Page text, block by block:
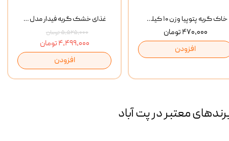
غذای خشک گربه فیدار مدل Adult وزن 10 کیلوگرم
۵,۵۲۵,۰۰۰ تومان
۴,۴۹۹,۰۰۰ تومان
افزودن
خاک گربه پتوپیا وزن ۱۰ کیلوگرم
۴۷۰,۰۰۰ تومان
افزودن
معتبر در پت آباد